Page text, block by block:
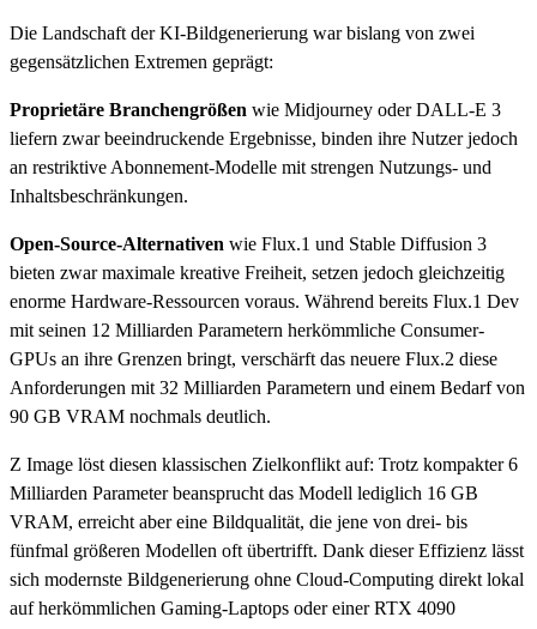
Die Landschaft der KI-Bildgenerierung war bislang von zwei
gegensätzlichen Extremen geprägt:
Proprietäre Branchengrößen wie Midjourney oder DALL-E 3
liefern zwar beeindruckende Ergebnisse, binden ihre Nutzer jedoch
an restriktive Abonnement-Modelle mit strengen Nutzungs- und
Inhaltsbeschränkungen.
Open-Source-Alternativen wie Flux.1 und Stable Diffusion 3
bieten zwar maximale kreative Freiheit, setzen jedoch gleichzeitig
enorme Hardware-Ressourcen voraus. Während bereits Flux.1 Dev
mit seinen 12 Milliarden Parametern herkömmliche Consumer-
GPUs an ihre Grenzen bringt, verschärft das neuere Flux.2 diese
Anforderungen mit 32 Milliarden Parametern und einem Bedarf von
90 GB VRAM nochmals deutlich.
Z Image löst diesen klassischen Zielkonflikt auf: Trotz kompakter 6
Milliarden Parameter beansprucht das Modell lediglich 16 GB
VRAM, erreicht aber eine Bildqualität, die jene von drei- bis
fünfmal größeren Modellen oft übertrifft. Dank dieser Effizienz lässt
sich modernste Bildgenerierung ohne Cloud-Computing direkt lokal
auf herkömmlichen Gaming-Laptops oder einer RTX 4090